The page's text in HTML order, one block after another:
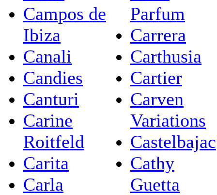
Campos de
Ibiza
Canali
Candies
Canturi
Carine
Roitfeld
Carita
Carla
Parfum
Carrera
Carthusia
Cartier
Carven
Variations
Castelbajac
Cathy
Guetta